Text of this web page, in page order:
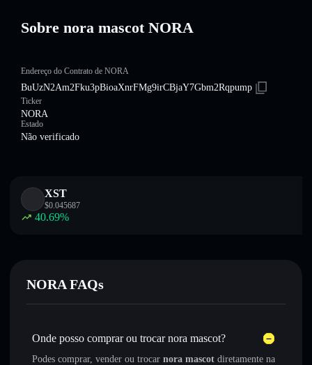
Sobre nora mascot NORA
Endereço do Contrato de NORA
BuUzN2Am2Fku3pBioaXnrFMg9irCBjaY7Gbm2Rqpump
Ticker
NORA
Estado
Não verificado
XST
$0.045687
40.69%
NORA FAQs
Onde posso comprar ou trocar nora mascot?
Podes comprar, vender ou trocar nora mascot diretamente na